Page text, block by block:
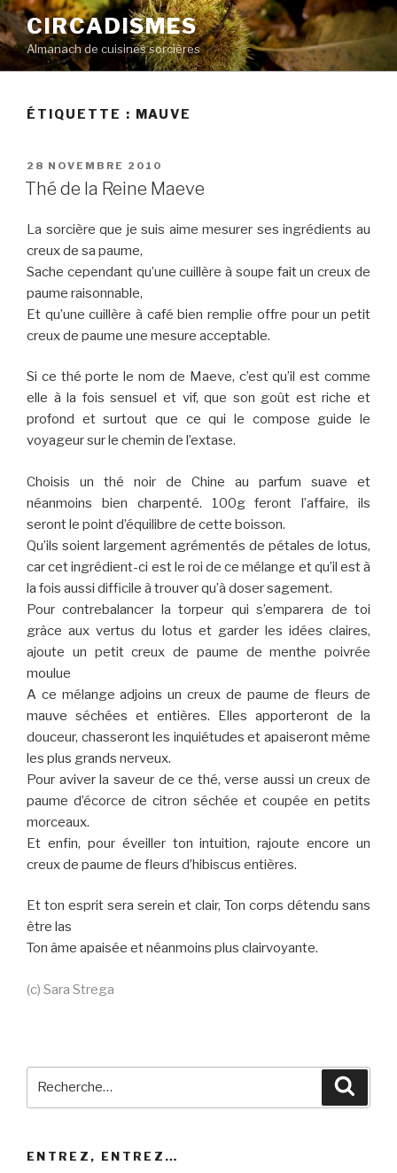
Aller
au
contenu
principal
CIRCADISMES
Almanach de cuisines sorcières
ÉTIQUETTE : MAUVE
PUBLIÉ
LE
28 NOVEMBRE 2010
Thé de la Reine Maeve
La sorcière que je suis aime mesurer ses ingrédients au
creux de sa paume,
Sache cependant qu’une cuillère à soupe fait un creux de
paume raisonnable,
Et qu’une cuillère à café bien remplie offre pour un petit
creux de paume une mesure acceptable.
Si ce thé porte le nom de Maeve, c’est qu’il est comme
elle à la fois sensuel et vif, que son goût est riche et
profond et surtout que ce qui le compose guide le
voyageur sur le chemin de l’extase.
Choisis un thé noir de Chine au parfum suave et
néanmoins bien charpenté. 100g feront l’affaire, ils
seront le point d’équilibre de cette boisson.
Qu’ils soient largement agrémentés de pétales de lotus,
car cet ingrédient-ci est le roi de ce mélange et qu’il est à
la fois aussi difficile à trouver qu’à doser sagement.
Pour contrebalancer la torpeur qui s’emparera de toi
grâce aux vertus du lotus et garder les idées claires,
ajoute un petit creux de paume de menthe poivrée
moulue
A ce mélange adjoins un creux de paume de fleurs de
mauve séchées et entières. Elles apporteront de la
douceur, chasseront les inquiétudes et apaiseront même
les plus grands nerveux.
Pour aviver la saveur de ce thé, verse aussi un creux de
paume d’écorce de citron séchée et coupée en petits
morceaux.
Et enfin, pour éveiller ton intuition, rajoute encore un
creux de paume de fleurs d’hibiscus entières.
Et ton esprit sera serein et clair, Ton corps détendu sans
être las
Ton âme apaisée et néanmoins plus clairvoyante.
(c) Sara Strega
ENTREZ, ENTREZ…